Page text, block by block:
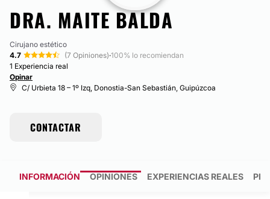
DRA. MAITE BALDA
Cirujano estético
4.7
(7 Opiniones)·100% lo recomiendan
1 Experiencia real
Opinar
C/ Urbieta 18 – 1º Izq, Donostia-San Sebastián, Guipúzcoa
CONTACTAR
INFORMACIÓN OPINIONES EXPERIENCIAS REALES